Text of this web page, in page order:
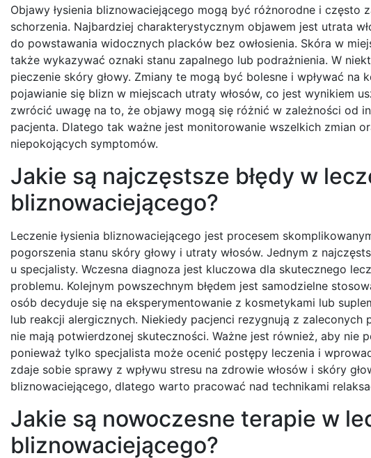
Objawy łysienia bliznowaciejącego mogą być różnorodne i
schorzenia. Najbardziej charakterystycznym objawem jest utrata
do powstawania widocznych placków bez owłosienia. Skóra w
także wykazywać oznaki stanu zapalnego lub podrażnienia. W
pieczenie skóry głowy. Zmiany te mogą być bolesne i wpływać
pojawianie się blizn w miejscach utraty włosów, co jest wynikiem
zwrócić uwagę na to, że objawy mogą się różnić w zależności od
pacjenta. Dlatego tak ważne jest monitorowanie wszelkich zmian
niepokojących symptomów.
Jakie są najczęstsze błędy w
bliznowaciejącego?
Leczenie łysienia bliznowaciejącego jest procesem
pogorszenia stanu skóry głowy i utraty włosów. Jednym z
u specjalisty. Wczesna diagnoza jest kluczowa dla skutecznego
problemu. Kolejnym powszechnym błędem jest samodzielne
osób decyduje się na eksperymentowanie z kosmetykami lub
lub reakcji alergicznych. Niekiedy pacjenci rezygnują z
nie mają potwierdzonej skuteczności. Ważne jest również, aby
ponieważ tylko specjalista może ocenić postępy leczenia i
zdaje sobie sprawy z wpływu stresu na zdrowie włosów i skóry
bliznowaciejącego, dlatego warto pracować nad technikami
Jakie są nowoczesne terapie w
bliznowaciejącego?